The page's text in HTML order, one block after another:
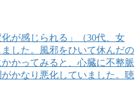
が感じられる」（30代、女
した。風邪をひいて休んだの
かってみると、心臓に不整脈
かなり悪化していました。聴